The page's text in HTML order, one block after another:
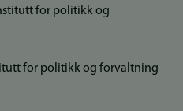
for politikk og forvaltning